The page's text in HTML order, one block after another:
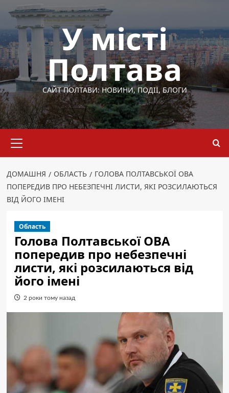
Перейти
вмісту
У місті
Полтава
САЙТ ПОЛТАВИ: НОВИНИ, ПОДІЇ, БЛОГИ
меню
ДОМАШНЯ ОБЛАСТЬ
ГОЛОВА ПОЛТАВСЬКОЇ ОВА
ПОПЕРЕДИВ ПРО НЕБЕЗПЕЧНІ ЛИСТИ, ЯКІ РОЗСИЛАЮТЬСЯ
ВІД ЙОГО ІМЕНІ
Область
Голова Полтавської ОВА
попередив про небезпечні
листи, які розсилаються від
його імені
2 роки тому назад